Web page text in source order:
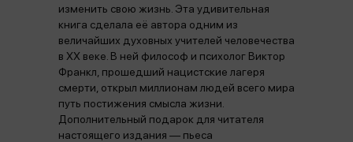
изменить свою жизнь. Эта удивительная
книга сделала её автора одним из
величайших духовных учителей человечества
в XX веке. В ней философ и психолог Виктор
Франкл, прошедший нацистские лагеря
смерти, открыл миллионам людей всего мира
путь постижения смысла жизни.
Дополнительный подарок для читателя
настоящего издания — пьеса